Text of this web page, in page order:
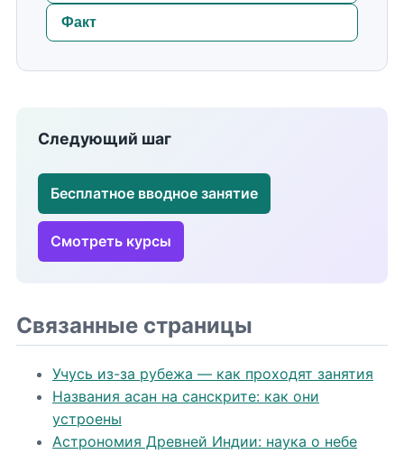
Факт
Следующий шаг
Бесплатное вводное занятие
Смотреть курсы
Связанные страницы
Учусь из-за рубежа — как проходят занятия
Названия асан на санскрите: как они
устроены
Астрономия Древней Индии: наука о небе